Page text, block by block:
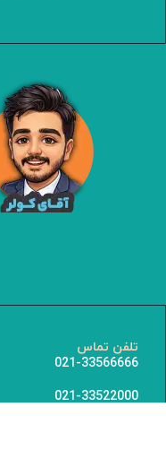
تلفن تماس
021-33566666
021-33522000